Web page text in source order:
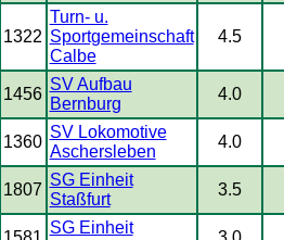
1322
Turn- u.
Sportgemeinschaft
Calbe
4.5
1456
SV Aufbau
Bernburg
4.0
1360
SV Lokomotive
Aschersleben
4.0
1807
SG Einheit
Staßfurt
3.5
SG Einheit